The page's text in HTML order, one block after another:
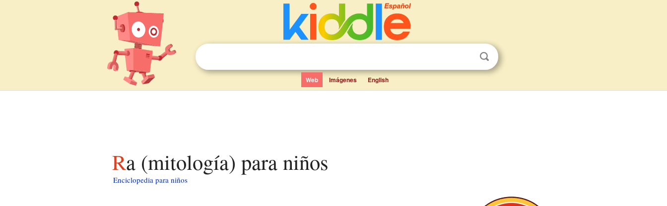
Web Imágenes English
Ra (mitología) para niños
Enciclopedia para niños